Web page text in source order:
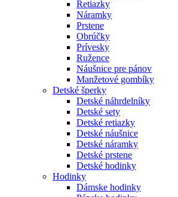
Retiazky
Náramky
Prstene
Obrúčky
Prívesky
Ružence
Náušnice pre pánov
Manžetové gombíky
Detské šperky
Detské náhrdelníky
Detské sety
Detské retiazky
Detské náušnice
Detské náramky
Detské prstene
Detské hodinky
Hodinky
Dámske hodinky